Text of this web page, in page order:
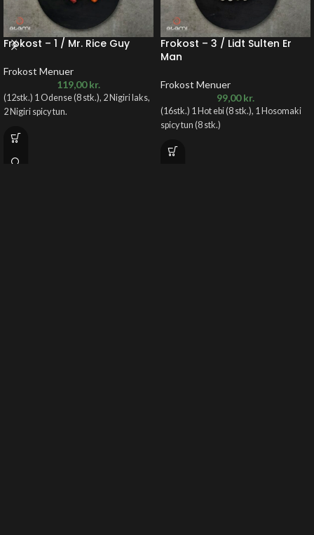
Frokost – 1 / Mr. Rice Guy
Frokost Menuer
119,00kr.
(12stk.) 1 Odense (8 stk.), 2 Nigiri laks,
2 Nigiri spicy tun.
Frokost – 3 / Lidt Sulten Er
Man
Frokost Menuer
99,00kr.
(16stk.) 1 Hot ebi (8 stk.), 1 Hosomaki
spicy tun (8 stk.)